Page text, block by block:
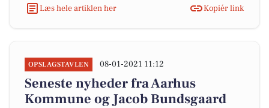
Læs hele artiklen her
Kopiér link
OPSLAGSTAVLEN 08-01-2021 11:12
Seneste nyheder fra Aarhus
Kommune og Jacob Bundsgaard